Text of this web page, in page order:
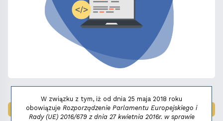
LAUREAT NAGRODY:MAŁY FENIKS 2025
W związku z tym, iż od dnia 25 maja 2018 roku
obowiązuje Rozporządzenie Parlamentu Europejskiego i
Rady (UE) 2016/679 z dnia 27 kwietnia 2016r. w sprawie